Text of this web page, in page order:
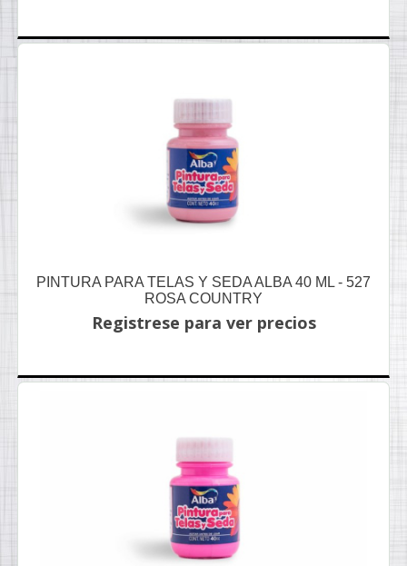
PINTURA PARA TELAS Y SEDA ALBA 40 ML - 527
ROSA COUNTRY
Registrese para ver precios